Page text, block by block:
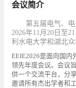
会议简介
第五届电气、
2026年11月20 日至21
利水电大学和湖北
EEIE2026是面向国内
领先年度会议。会议
供一个交流平台，分
邀请所有杰出学者和